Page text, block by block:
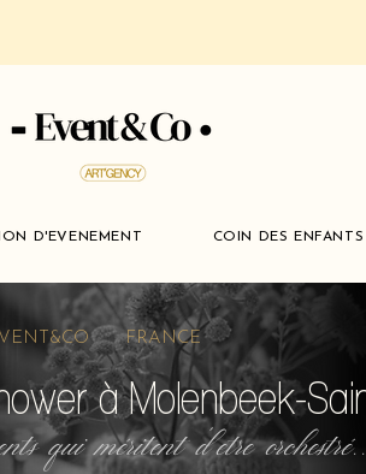
D'EVENEMENT COIN DES ENFANTS
FRANCE
à Molenbeek-
qui méritent d'etre